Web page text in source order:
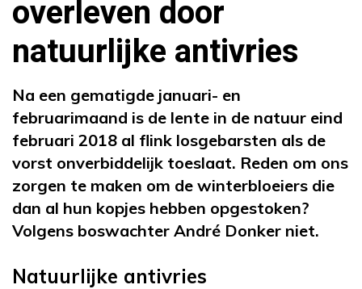
overleven door
natuurlijke antivries
Na een gematigde januari- en
februarimaand is de lente in de natuur eind
februari 2018 al flink losgebarsten als de
vorst onverbiddelijk toeslaat. Reden om ons
zorgen te maken om de winterbloeiers die
dan al hun kopjes hebben opgestoken?
Volgens boswachter André Donker niet.
Natuurlijke antivries